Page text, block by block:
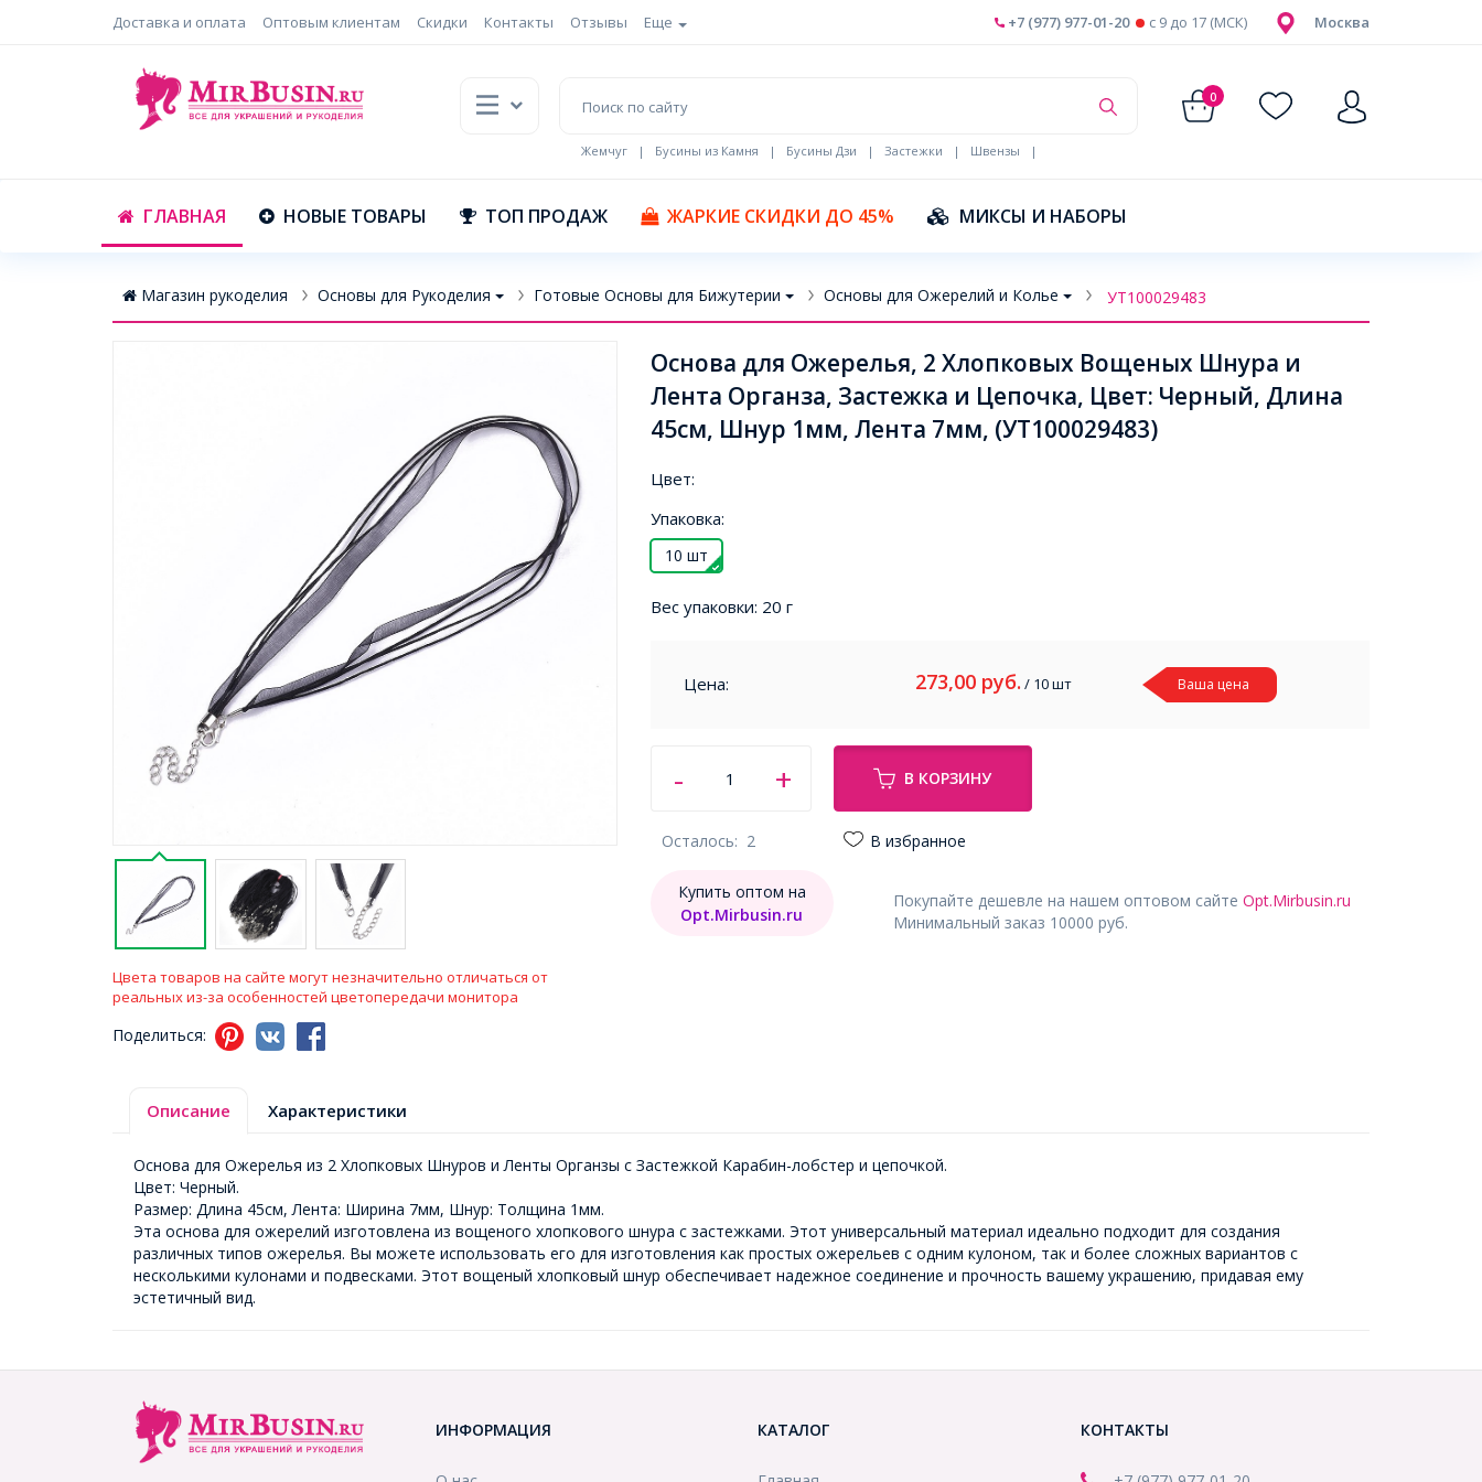
Доставка и оплата Оптовым клиентам Скидки Контакты Отзывы Еще Москва
+7 (977) 977-01-20 c 9 до 17 (МСК)
0
Жемчуг | Бусины из Камня | Бусины Дзи | Застежки | Швензы
|
ГЛАВНАЯ НОВЫЕ ТОВАРЫ ТОП ПРОДАЖ ЖАРКИЕ СКИДКИ ДО 45% МИКСЫ И НАБОРЫ
Магазин рукоделия Основы для Рукоделия Готовые Основы для Бижутерии Основы для Ожерелий и Колье УТ100029483
Цвета товаров на сайте могут незначительно отличаться от
реальных из-за особенностей цветопередачи монитора
Поделиться:
Основа для Ожерелья, 2 Хлопковых Вощеных Шнура и
Лента Органза, Застежка и Цепочка, Цвет: Черный, Длина
45см, Шнур 1мм, Лента 7мм, (УТ100029483)
Цвет:
Упаковка:
10 шт
Вес упаковки: 20 г
Цена: 273,00 руб. / 10 шт Ваша цена
В КОРЗИНУ
Осталось: 2 В избранное
Покупайте дешевле на нашем оптовом сайте Opt.Mirbusin.ru
Минимальный заказ 10000 руб.
Купить оптом на
Opt.Mirbusin.ru
Описание Характеристики
Основа для Ожерелья из 2 Хлопковых Шнуров и Ленты Органзы с Застежкой Карабин-лобстер и цепочкой.
Цвет: Черный.
Размер: Длина 45см, Лента: Ширина 7мм, Шнур: Толщина 1мм.
Эта основа для ожерелий изготовлена из вощеного хлопкового шнура с застежками. Этот универсальный материал идеально подходит для создания
различных типов ожерелья. Вы можете использовать его для изготовления как простых ожерельев с одним кулоном, так и более сложных вариантов с
несколькими кулонами и подвесками. Этот вощеный хлопковый шнур обеспечивает надежное соединение и прочность вашему украшению, придавая ему
эстетичный вид.
ИНФОРМАЦИЯ КАТАЛОГ КОНТАКТЫ